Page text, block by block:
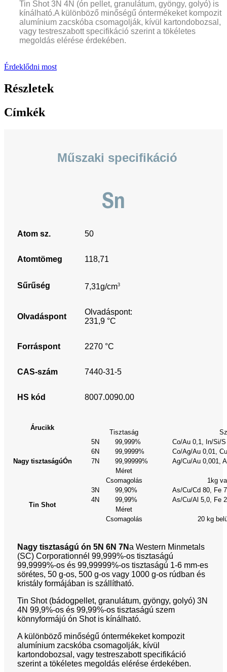
Tin Shot 3N 4N (ón pellet, granulátum, gyöngy, golyó) is
kínálható.A különböző minőségű óntermékeket kompozit
alumínium zacskóba csomagolják, kívül kartondobozsal,
vagy testreszabott specifikáció szerint a tökéletes
megoldás elérése érdekében.
Érdeklődni most
Részletek
Címkék
Műszaki specifikáció
Sn
Atom sz. 50
Atomtömeg 118,71
Sűrűség 7,31g/cm3
Olvadáspont
Olvadáspont:
231,9 °C
Forráspont 2270 °C
CAS-szám 7440-31-5
HS kód 8007.0090.00
Árucikk
Tisztaság
Nagy tisztaságúÓn
5N 99,999%
Co/Au 0,1, In/Si/
6N
99,9999%
Co/Ag/Au 0,01,
7N
99,99999%
Ag/Cu/Au 0,001,
Méret
Csomagolás
1kg
Tin Shot
3N 99,90%
As/Cu/Cd 80, Fe
4N
99,99%
As/Cu/Al 5,0, Fe
Méret
Csomagolás
20 kg
Nagy tisztaságú ón 5N 6N 7Na Western Minmetals
(SC) Corporationnél 99,999%-os tisztaságú
99,9999%-os és 99,99999%-os tisztaságú 1-6 mm-es
sörétes, 50 g-os, 500 g-os vagy 1000 g-os rúdban és
kristály formájában is szállítható.
Tin Shot (bádogpellet, granulátum, gyöngy, golyó) 3N
4N 99,9%-os és 99,99%-os tisztaságú szem
könnyformájú ón Shot is kínálható.
A különböző minőségű óntermékeket kompozit
alumínium zacskóba csomagolják, kívül
kartondobozsal, vagy testreszabott specifikáció
szerint a tökéletes megoldás elérése érdekében.